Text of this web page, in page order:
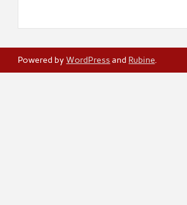
Powered byWordPressand Rubine